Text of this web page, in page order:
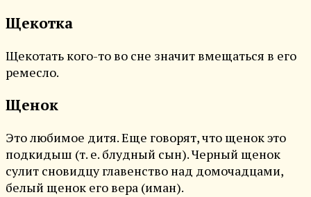
Щекотка
Щекотать кого-то во сне значит вмещаться в его
ремесло.
Щенок
Это любимое дитя. Еще говорят, что щенок это
подкидыш (т. е. блудный сын). Черный щенок
сулит сновидцу главенство над домочадцами,
белый щенок его вера (иман).